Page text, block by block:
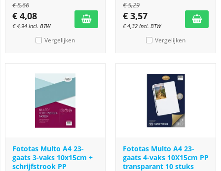
€5,66
€ 4,08
€4,94 Incl. BTW
Vergelijken
€5,29
€ 3,57
€4,32 Incl. BTW
Vergelijken
Fototas Multo A4 23-
gaats 3-vaks 10x15cm +
schrijfstrook PP
Fototas Multo A4 23-
gaats 4-vaks 10X15cm PP
transparant 10 stuks